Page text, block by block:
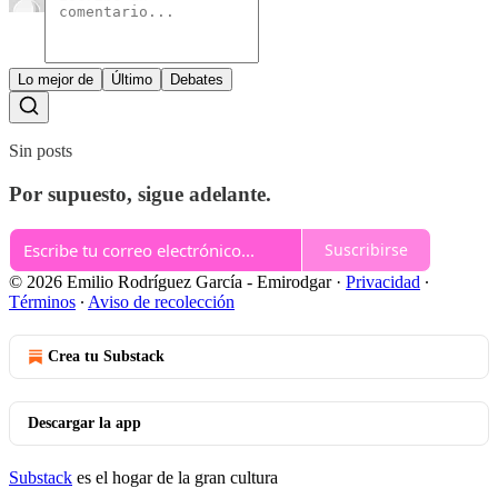
Lo mejor de Último Debates
Sin posts
Por supuesto, sigue adelante.
Suscribirse
© 2026 Emilio Rodríguez García - Emirodgar· Privacidad ∙
Términos ∙ Aviso de recolección
Crea tu Substack
Descargar la app
Substack es el hogar de la gran cultura